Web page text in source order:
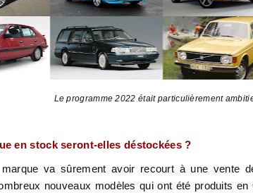
Le programme 2022 était particulièrement
en stock seront-elles déstockées ?
va sûrement avoir recourt à une vente
nouveaux modèles qui ont été produits